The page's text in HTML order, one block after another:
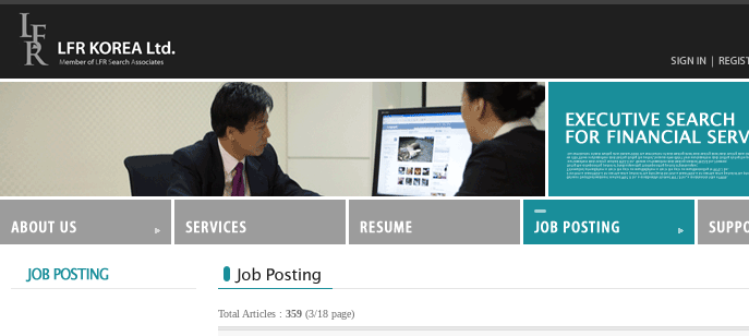
Total Articles : 359 (3/18 page)